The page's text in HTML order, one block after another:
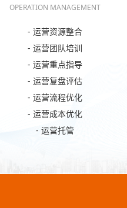
OPERATION MANAGEMENT
- 运营资源整合
- 运营团队培训
- 运营重点指导
- 运营复盘评估
- 运营流程优化
- 运营成本优化
- 运营托管